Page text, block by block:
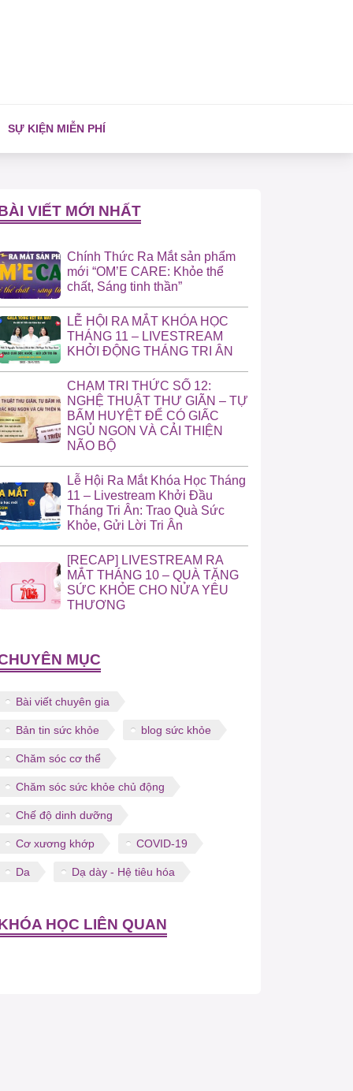
SỰ KIỆN MIỄN PHÍ
VIẾT MỚI NHẤT
Chính Thức Ra Mắt sản phẩm
mới “OM’E CARE: Khỏe thể
chất, Sáng tinh thần”
LỄ HỘI RA MẮT KHÓA HỌC
THÁNG 11 – LIVESTREAM
KHỞI ĐỘNG THÁNG TRI ÂN
CHẠM TRI THỨC SỐ 12:
NGHỆ THUẬT THƯ GIÃN – TỰ
BẤM HUYỆT ĐỂ CÓ GIẤC
NGỦ NGON VÀ CẢI THIỆN
NÃO BỘ
Lễ Hội Ra Mắt Khóa Học Tháng
11 – Livestream Khởi Đầu
Tháng Tri Ân: Trao Quà Sức
Khỏe, Gửi Lời Tri Ân
[RECAP] LIVESTREAM RA
MẮT THÁNG 10 – QUÀ TẶNG
SỨC KHỎE CHO NỬA YÊU
THƯƠNG
MỤC
Bài viết chuyên gia
Bản tin sức khỏe blog sức khỏe
Chăm sóc cơ thể
Chăm sóc sức khỏe chủ động
Chế độ dinh dưỡng
Cơ xương khớp COVID-19
Da Dạ dày - Hệ tiêu hóa
HỌC LIÊN QUAN